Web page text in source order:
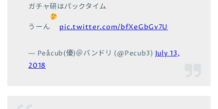
ガチャ研はパックタイム
うーん pic.twitter.com/bfXeGbGv7U
— Peåcub(優)＠バンドリ (@Pecub3) July 13,
2018